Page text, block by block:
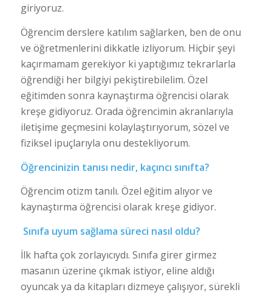
giriyoruz.
Öğrencim derslere katılım sağlarken, ben de onu
ve öğretmenlerini dikkatle izliyorum. Hiçbir şeyi
kaçırmamam gerekiyor ki yaptığımız tekrarlarla
öğrendiği her bilgiyi pekiştirebilelim. Özel
eğitimden sonra kaynaştırma öğrencisi olarak
kreşe gidiyoruz. Orada öğrencimin akranlarıyla
iletişime geçmesini kolaylaştırıyorum, sözel ve
fiziksel ipuçlarıyla onu destekliyorum.
Öğrencinizin tanısı nedir, kaçıncı sınıfta?
Öğrencim otizm tanılı. Özel eğitim alıyor ve
kaynaştırma öğrencisi olarak kreşe gidiyor.
Sınıfa uyum sağlama süreci nasıl oldu?
İlk hafta çok zorlayıcıydı. Sınıfa girer girmez
masanın üzerine çıkmak istiyor, eline aldığı
oyuncak ya da kitapları dizmeye çalışıyor, sürekli